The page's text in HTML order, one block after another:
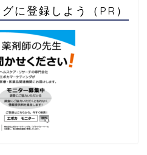
に登録しよう（PR）